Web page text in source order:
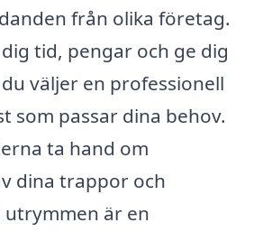
från olika företag.
tid, pengar och ge dig
väljer en professionell
som passar dina behov.
ta hand om
dina trappor och
utrymmen är en